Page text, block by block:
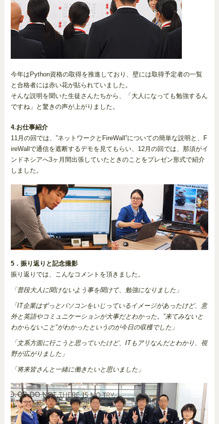
今年はPython資格の取得を推進しており、壁には取得予定者の一覧
と合格者には赤い花が貼られていました。
そんな説明を聞いた生徒さんたちから、「大人になっても勉強するん
ですね」と驚きの声が上がりました。
4.お仕事紹介
11月の回では、”ネットワークとFireWall”についての簡単な説明と、F
ireWallで通信を遮断するデモを見てもらい、12月の回では、那須がイ
ンドネシアへ3ヶ月間出張していたときのことをプレゼン形式で紹介
しました。
5．振り返りと記念撮影
振り返りでは、こんなコメントを頂きました。
「普段大人に聞けないよう事を聞けて、勉強になりました」
「IT企業はずっとパソコンをいじっているイメージがあったけど、意
外と英語やコミュニケーションが大事だとわかった。”来てみないと
わからないこと”がわかったというのが今日の収穫でした」
「文系方面に行こうと思っていたけど、ITもアリなんだとわかり、視
野が広がりました」
「将来皆さんと一緒に働きたいと思いました」